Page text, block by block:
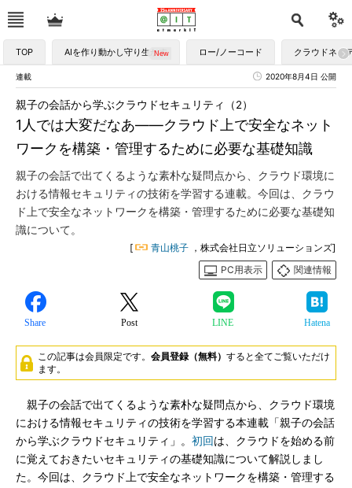
TOP AIを作り動かし守り生かす ロー/ノーコード クラウドネイ
連載 2020年8月4日 公開
1人では大変だなあ――クラウド上で安全なネット
ワークを構築・管理するために必要な基礎知識
親子の会話から学ぶクラウドセキュリティ（2）
親子の会話で出てくるような素朴な疑問点から、クラウド環境に
おける情報セキュリティの技術を学習する連載。今回は、クラウ
ド上で安全なネットワークを構築・管理するために必要な基礎知
識について。
[ 青山桃子 ，株式会社日立ソリューションズ]
PC用表示
関連情報
Share Post LINE Hatena
この記事は会員限定です。 会員登録（無料） すると全てご覧いただけ
ます。
親子の会話で出てくるような素朴な疑問点から、クラウド環境
における情報セキュリティの技術を学習する本連載「親子の会話
から学ぶクラウドセキュリティ」。 初回は、クラウドを始める前
に覚えておきたいセキュリティの基礎知識について解説しまし
た。今回は、クラウド上で安全なネットワークを構築・管理する